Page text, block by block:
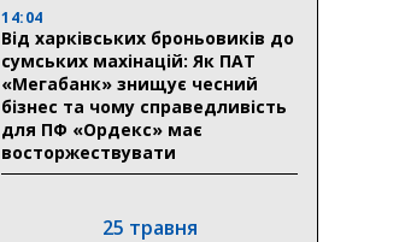
14:04
Від харківських броньовиків до
сумських махінацій: Як ПАТ
«Мегабанк» знищує чесний
бізнес та чому справедливість
для ПФ «Ордекс» має
восторжествувати
25 травня